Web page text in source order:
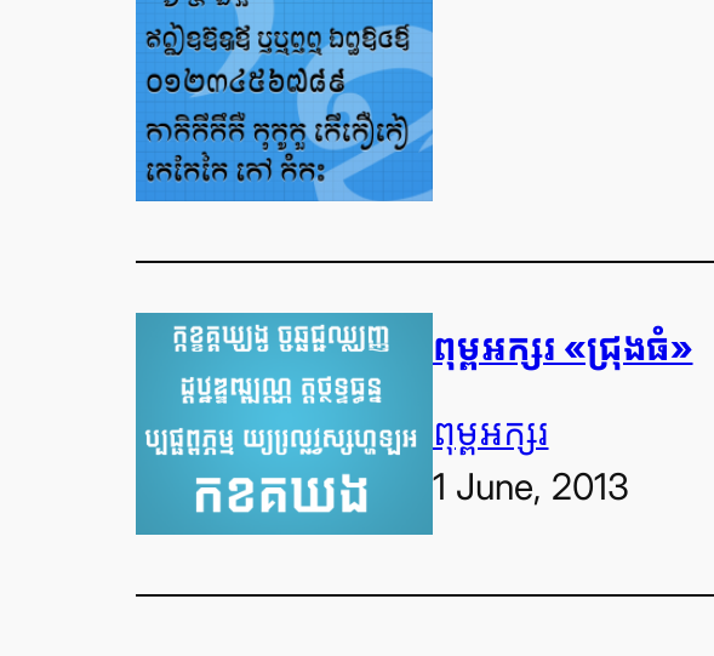
ពុម្ព​អក្សរ «ជ្រុង​ធំ»
ពុម្ព​អក្សរ
1 June, 2013